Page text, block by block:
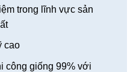
trong lĩnh vực sản
cao
công giống 99% với